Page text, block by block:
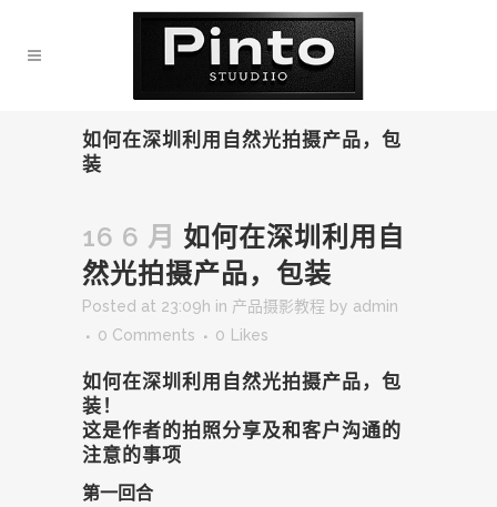
如何在深圳利用自然光拍摄产品，包
装
16 6 月 如何在深圳利用自
然光拍摄产品，包装
Posted at 23:09h in 产品摄影教程 by admin
0 Comments
0 Likes
如何在深圳利用自然光拍摄产品，包
装！
这是作者的拍照分享及和客户沟通的
注意的事项
第一回合